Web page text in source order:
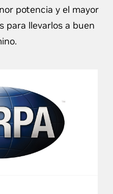
potencia y el mayor
para llevarlos a buen